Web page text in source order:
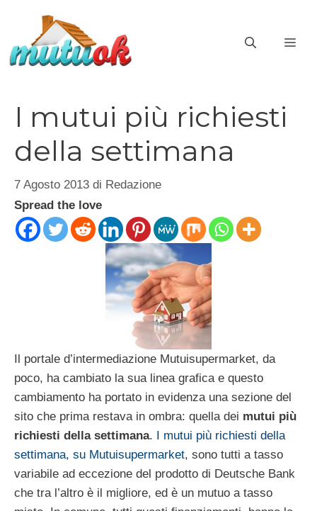
contenuto
I mutui più richiesti
della settimana
7 Agosto 2013 di Redazione
Spread the love
Il portale d’intermediazione Mutuisupermarket, da
poco, ha cambiato la sua linea grafica e questo
cambiamento ha portato in evidenza una sezione del
sito che prima restava in ombra: quella dei mutui più
richiesti della settimana. I mutui più richiesti della
settimana, su Mutuisupermarket, sono tutti a tasso
variabile ad eccezione del prodotto di Deutsche Bank
che tra l’altro è il migliore, ed è un mutuo a tasso